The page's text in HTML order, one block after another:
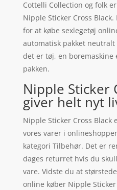
Cottelli Collection og folk
Nipple Sticker Cross
for at købe sexlegetøj
automatisk pakket
det er tøj, en
pakken.
Nipple Sticker
giver helt nyt
Nipple Sticker Cross
vores varer i
kategori Tilbehør. Det er
dages returret hvis du
vare. Vidste du at
online køber Nipple